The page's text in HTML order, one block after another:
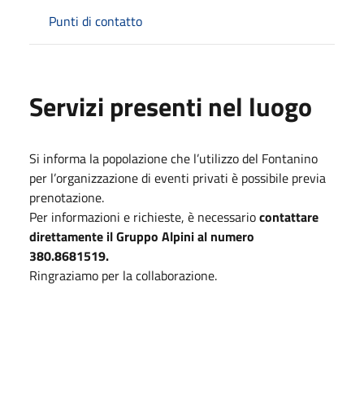
Punti di contatto
Servizi presenti nel luogo
Si informa la popolazione che l’utilizzo del Fontanino
per l’organizzazione di eventi privati è possibile previa
prenotazione.
Per informazioni e richieste, è necessariocontattare
direttamente il Gruppo Alpini al numero
380.8681519.
Ringraziamo per la collaborazione.